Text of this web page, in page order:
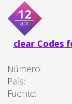
12
apr
clear Codes
Número:
País:
Fuente: